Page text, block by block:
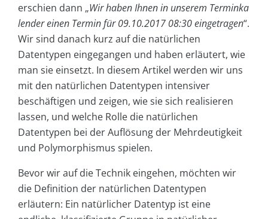
erschien dann „Wir haben Ihnen in unserem Terminka
lender einen Termin für 09.10.2017 08:30 eingetragen“.
Wir sind danach kurz auf die natürlichen
Datentypen eingegangen und haben erläutert, wie
man sie einsetzt. In diesem Artikel werden wir uns
mit den natürlichen Datentypen intensiver
beschäftigen und zeigen, wie sie sich realisieren
lassen, und welche Rolle die natürlichen
Datentypen bei der Auflösung der Mehrdeutigkeit
und Polymorphismus spielen.
Bevor wir auf die Technik eingehen, möchten wir
die Definition der natürlichen Datentypen
erläutern: Ein natürlicher Datentyp ist eine